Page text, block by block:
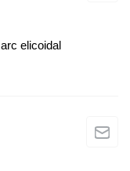
arc elicoidal